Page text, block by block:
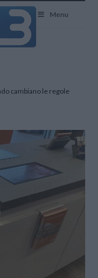
Menu
cambiano le regole